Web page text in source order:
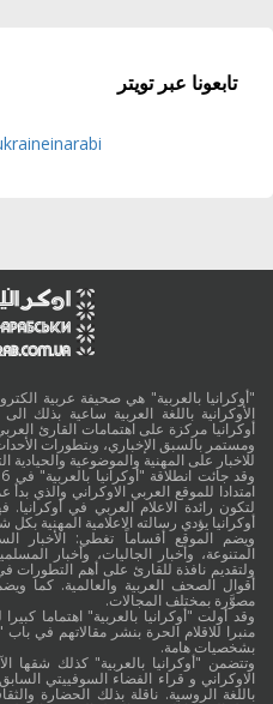
تابعونا عبر تويتر
"أوكرانيا بالعربية" هي صحيفة عربية
الأوكرانية باللغة العربية ساعية بذلك
أوكرانيا مركزة على اهتمامات القارئ
ومستمر بالسبق الإخباري، وبتطورات
للاخبار على المهنية والموضوعية والحيادية
لتكون رائدة الاعلام العربي في
أوكرانيا يؤدي رسالته الاعلامية المهنية
ويضم الموقع أقساماً تغطي: الأخبار
المتنوعة، وأخبار الجاليات، وأخبار
ولتقديم نافذة للقارئ على أهم التطورات
أقوال الصحف العربية والعالمية. كما
مصوَّرة بمختلف المجالات.
وقد أولت "أوكرانيا بالعربية" اهتماما
منبرا للاقلام الحرة بنشر مقالاتهم في
بشخصيات هامة.
وتتضمن "أوكرانيا بالعربية" كذلك شقها
الاوكراني و قراء الفضاء السوفييتي
باللغة الروسية. ناقلة بذلك الحضارة